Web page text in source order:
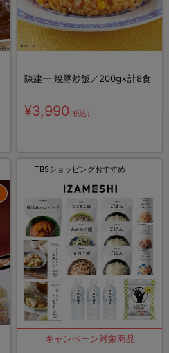
陳建一 焼豚炒飯／200g×計8食
¥3,990（税込）
TBSショッピングおすすめ